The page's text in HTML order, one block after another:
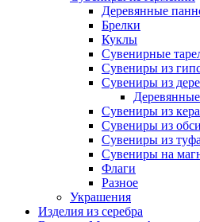
Деревянные
Брелки
Куклы
Сувенирные
Сувениры из
Сувениры из
Сувениры из
Сувениры из
Сувениры из туфа
Сувениры на
Флаги
Разное
Украшения
Изделия из серебра